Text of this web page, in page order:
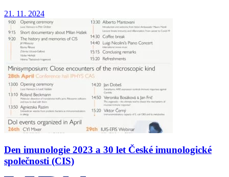
21. 11. 2024
Den imunologie 2023 a 30 let České imunologické
společnosti (CIS)